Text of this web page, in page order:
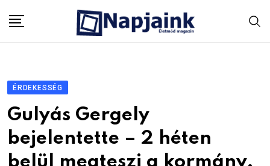
ÉRDEKESSÉG
Gulyás Gergely
bejelentette – 2 héten
belül megteszi a kormány,